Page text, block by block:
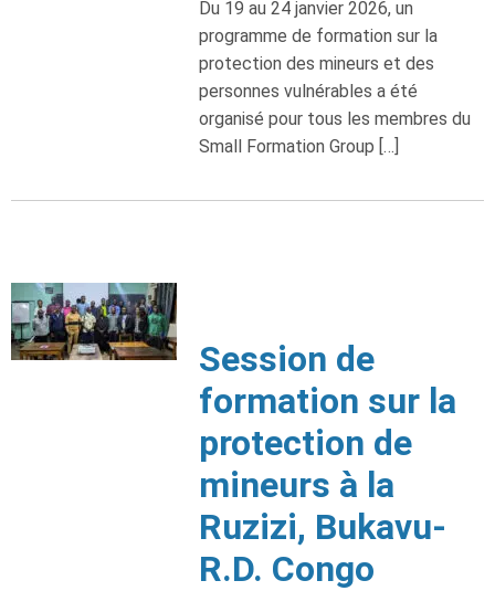
Du 19 au 24 janvier 2026, un
programme de formation sur la
protection des mineurs et des
personnes vulnérables a été
organisé pour tous les membres du
Small Formation Group […]
Session de
formation sur la
protection de
mineurs à la
Ruzizi, Bukavu-
R.D. Congo